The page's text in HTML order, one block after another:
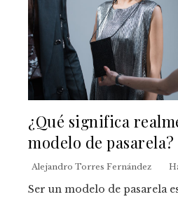
¿Qué significa
modelo de pasarela?
Alejandro Torres Fernández
Ser un modelo de pasarela